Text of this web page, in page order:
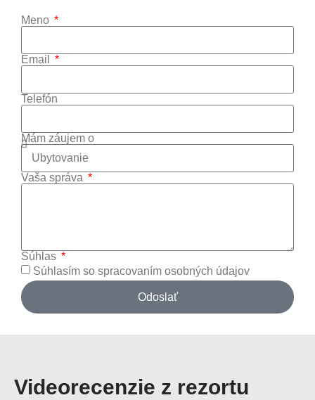
Meno
Email
Telefón
Mám záujem o
Vaša správa
Súhlas
Súhlasím so spracovaním osobných údajov
Odoslať
Videorecenzie z rezortu